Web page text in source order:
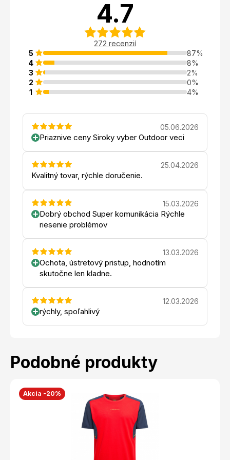
4.7
272 recenzií
5
87%
4
8%
3
2%
2
0%
1
4%
05.06.2026
Priaznive ceny Siroky vyber Outdoor veci
25.04.2026
Kvalitný tovar, rýchle doručenie.
15.03.2026
Dobrý obchod Super komunikácia Rýchle
riesenie problémov
13.03.2026
Ochota, ústretový pristup, hodnotím
skutočne len kladne.
12.03.2026
rýchly, spoľahlivý
Podobné produkty
Akcia -20%